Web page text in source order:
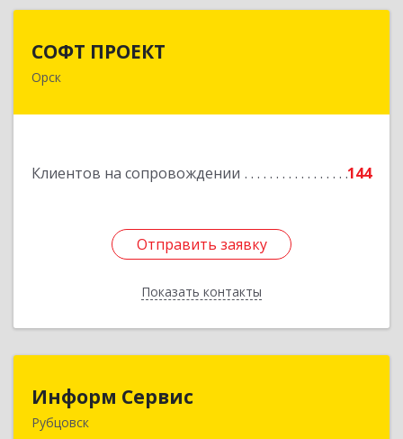
СОФТ ПРОЕКТ
Орск
Клиентов на сопровождении 144
Отправить заявку
Показать контакты
Отправить заявку
Назад
Информ Сервис
Рубцовск
658204, Алтайский край, Рубцовск г, Алтайская